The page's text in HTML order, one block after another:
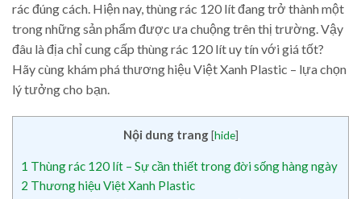
rác đúng cách. Hiện nay, thùng rác 120 lít đang trở thành một
trong những sản phẩm được ưa chuộng trên thị trường. Vậy
đâu là địa chỉ cung cấp thùng rác 120 lít uy tín với giá tốt?
Hãy cùng khám phá thương hiệu Việt Xanh Plastic – lựa chọn
lý tưởng cho bạn.
Nội dung trang [hide]
1 Thùng rác 120 lít – Sự cần thiết trong đời sống hàng ngày
2 Thương hiệu Việt Xanh Plastic